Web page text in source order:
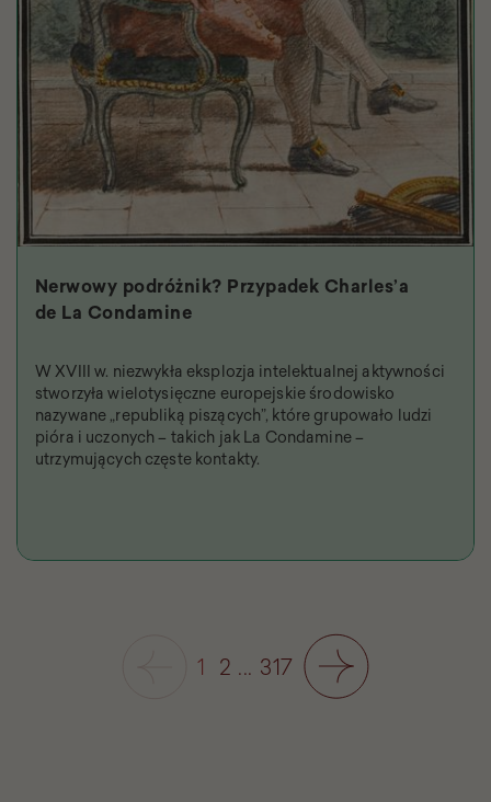
Nerwowy podróżnik? Przypadek Charles’a
de La Condamine
W XVIII w. niezwykła eksplozja intelektualnej aktywności
stworzyła wielotysięczne europejskie środowisko
nazywane „republiką piszących”, które grupowało ludzi
pióra i uczonych – takich jak La Condamine –
utrzymujących częste kontakty.
1 2 ... 317